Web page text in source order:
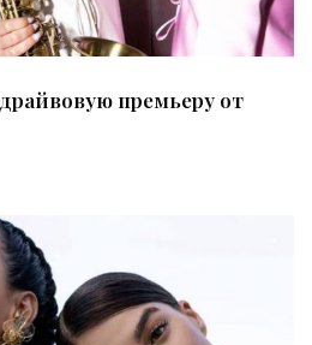
премьеру от